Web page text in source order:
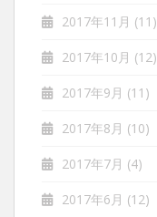
2017年11月 (11)
2017年10月 (12)
2017年9月 (11)
2017年8月 (10)
2017年7月 (4)
2017年6月 (12)